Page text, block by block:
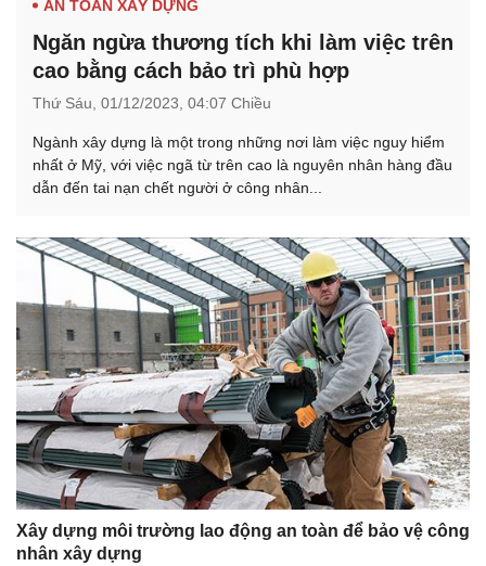
AN TOÀN XÂY DỰNG
Ngăn ngừa thương tích khi làm việc trên
cao bằng cách bảo trì phù hợp
Thứ Sáu, 01/12/2023, 04:07 Chiều
Ngành xây dựng là một trong những nơi làm việc nguy hiểm
nhất ở Mỹ, với việc ngã từ trên cao là nguyên nhân hàng đầu
dẫn đến tai nạn chết người ở công nhân...
Xây dựng môi trường lao động an toàn để bảo vệ công
nhân xây dựng